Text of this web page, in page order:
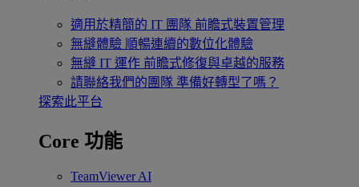
適用於精簡的 IT 團隊 前瞻式裝置管理
無縫體驗 順暢連續的數位化體驗
無縫 IT 運作 前瞻式修復與卓越的服務
請聯絡我們的團隊 準備好轉型了嗎？
探索此平台
Core 功能
TeamViewer AI